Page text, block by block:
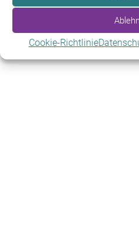
Cookie-Richtlinie